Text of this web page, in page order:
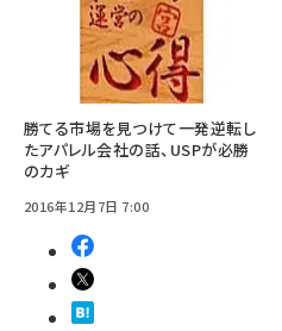
勝てる市場を見つけて一発逆転し
たアパレル会社の話、USPが必勝
のカギ
2016年12月7日 7:00